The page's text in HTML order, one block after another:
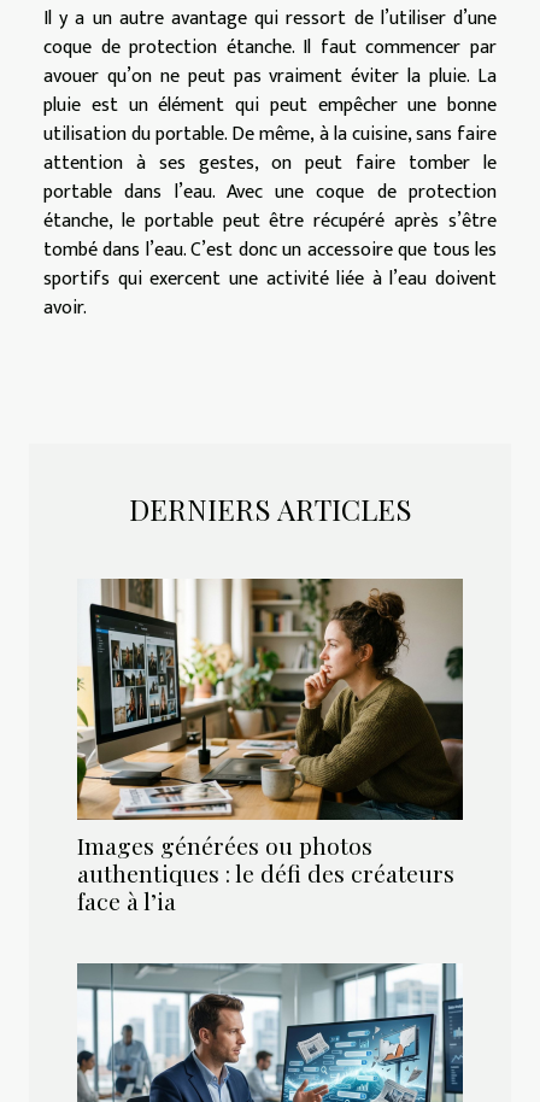
Il y a un autre avantage qui ressort de l’utiliser d’une
coque de protection étanche. Il faut commencer par
avouer qu’on ne peut pas vraiment éviter la pluie. La
pluie est un élément qui peut empêcher une bonne
utilisation du portable. De même, à la cuisine, sans faire
attention à ses gestes, on peut faire tomber le
portable dans l’eau. Avec une coque de protection
étanche, le portable peut être récupéré après s’être
tombé dans l’eau. C’est donc un accessoire que tous les
sportifs qui exercent une activité liée à l’eau doivent
avoir.
DERNIERS ARTICLES
Images générées ou photos
authentiques : le défi des créateurs
face à l’ia